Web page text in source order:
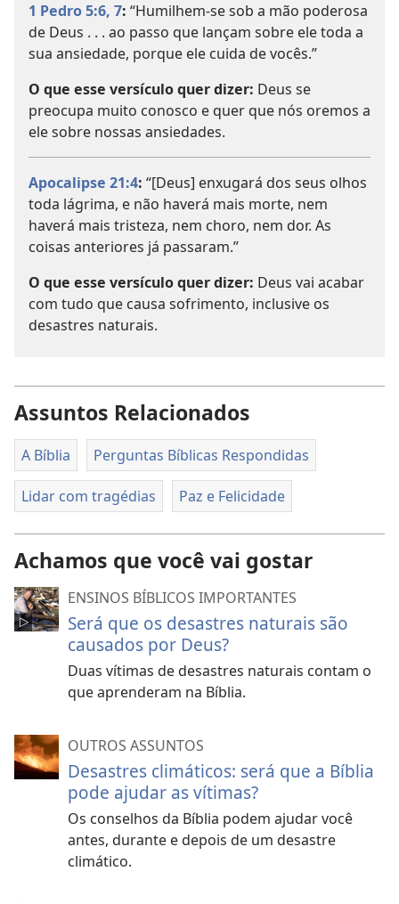
1 Pedro 5:6, 7: “Humilhem-se sob a mão poderosa
de Deus . . . ao passo que lançam sobre ele toda a
sua ansiedade, porque ele cuida de vocês.”
O que esse versículo quer dizer: Deus se
preocupa muito conosco e quer que nós oremos a
ele sobre nossas ansiedades.
Apocalipse 21:4: “[Deus] enxugará dos seus olhos
toda lágrima, e não haverá mais morte, nem
haverá mais tristeza, nem choro, nem dor. As
coisas anteriores já passaram.”
O que esse versículo quer dizer: Deus vai acabar
com tudo que causa sofrimento, inclusive os
desastres naturais.
Assuntos Relacionados
A Bíblia Perguntas Bíblicas Respondidas
Lidar com tragédias Paz e Felicidade
Achamos que você vai gostar
ENSINOS BÍBLICOS IMPORTANTES
Será que os desastres naturais são
causados por Deus?
Duas vítimas de desastres naturais contam o
que aprenderam na Bíblia.
OUTROS ASSUNTOS
Desastres climáticos: será que a Bíblia
pode ajudar as vítimas?
Os conselhos da Bíblia podem ajudar você
antes, durante e depois de um desastre
climático.